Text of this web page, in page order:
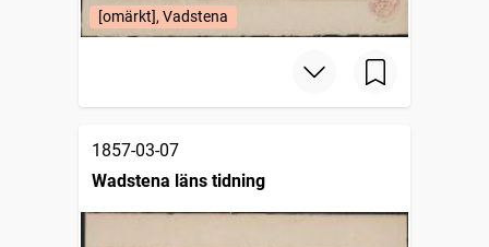
[omärkt], Vadstena
1857-03-07
Wadstena läns tidning